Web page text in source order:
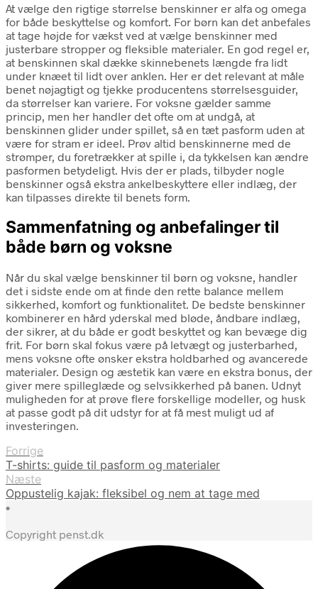
At vælge den rigtige størrelse benskinner er alfa og omega
for både beskyttelse og komfort. For børn kan det anbefales
at tage højde for vækst ved at vælge benskinner med
justerbare stropper og fleksible materialer. En god regel er,
at benskinnen skal dække skinnebenets længde fra lidt
under knæet til lidt over anklen. Her er det relevant at måle
benet nøjagtigt og tjekke producentens størrelsesguider,
da størrelser kan variere. For voksne gælder samme
princip, men her handler det ofte om at undgå, at
benskinnen glider under spillet, så en tæt pasform uden at
være for stram er ideel. Prøv altid benskinnerne med de
strømper, du foretrækker at spille i, da tykkelsen kan ændre
pasformen betydeligt. Hvis der er plads, tilbyder nogle
benskinner også ekstra ankelbeskyttere eller indlæg, der
kan tilpasses direkte til benets form.
Sammenfatning og anbefalinger til
både børn og voksne
Når du skal vælge benskinner til børn og voksne, handler
det i sidste ende om at finde den rette balance mellem
sikkerhed, komfort og funktionalitet. De bedste benskinner
kombinerer en hård yderskal med bløde, åndbare indlæg,
der sikrer, at du både er godt beskyttet og kan bevæge dig
frit. For børn skal fokus være på letvægt og justerbarhed,
mens voksne ofte ønsker ekstra holdbarhed og avancerede
materialer. Design og æstetik kan være en ekstra bonus, der
giver mere spilleglæde og selvsikkerhed på banen. Udnyt
muligheden for at prøve flere forskellige modeller, og husk
at passe godt på dit udstyr for at få mest muligt ud af
investeringen.
Forrige
T-shirts: guide til pasform og materialer
Næste
Oppustelig kajak: fleksibel og nem at tage med
•
Copyright penst.dk